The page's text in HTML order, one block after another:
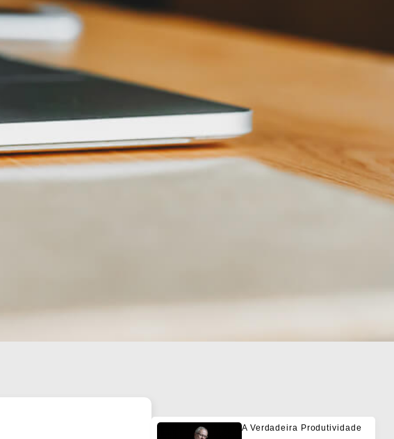
A Verdadeira Produtividade